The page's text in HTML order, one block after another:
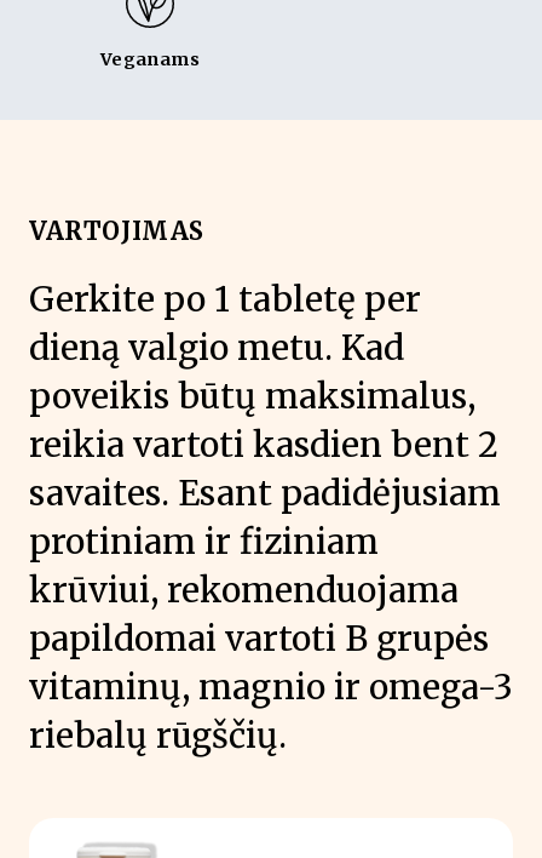
Veganams
VARTOJIMAS
Gerkite po 1 tabletę per
dieną valgio metu. Kad
poveikis būtų maksimalus,
reikia vartoti kasdien bent 2
savaites. Esant padidėjusiam
protiniam ir fiziniam
krūviui, rekomenduojama
papildomai vartoti B grupės
vitaminų, magnio ir omega-3
riebalų rūgščių.